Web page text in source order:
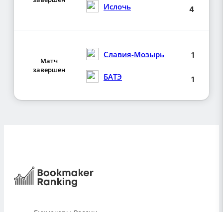
Ислочь 4
Матч
завершен
Славия-Мозырь
БАТЭ
1
1